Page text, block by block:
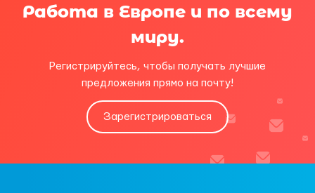
Работа в Европе и по всему
миру.
Регистрируйтесь, чтобы получать лучшие
предложения прямо на почту!
Зарегистрироваться